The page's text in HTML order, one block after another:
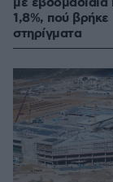
1,8%, πού βρήκε
στηρίγματα